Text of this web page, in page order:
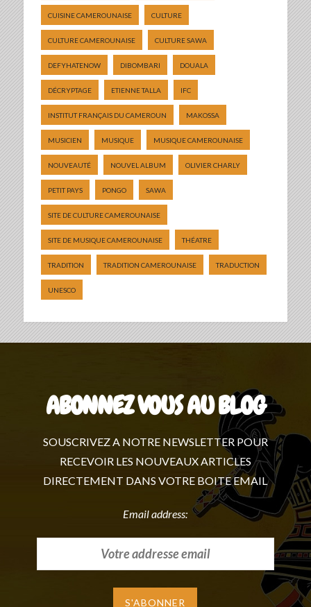
CUISINE CAMEROUNAISE CULTURE
CULTURE CAMEROUNAISE CULTURE SAWA
DEFYHATENOW DIBOMBARI DOUALA
DÉCRYPTAGE ETIENNE TALLA IFC
INSTITUT FRANÇAIS DU CAMEROUN MAKOSSA
MUSICIEN MUSIQUE MUSIQUE CAMEROUNAISE
NOUVEAUTÉ NOUVEL ALBUM OLIVIER CHARLY
PETIT PAYS PONGO SAWA
SITE DE CULTURE CAMEROUNAISE
SITE DE MUSIQUE CAMEROUNAISE THÉATRE
TRADITION TRADITION CAMEROUNAISE TRADUCTION
UNESCO
ABONNEZ VOUS AU BLOG
SOUSCRIVEZ A NOTRE NEWSLETTER POUR
RECEVOIR LES NOUVEAUX ARTICLES
DIRECTEMENT DANS VOTRE BOITE EMAIL
Email address: